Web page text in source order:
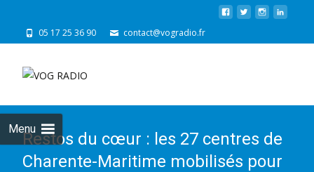
05 17 25 36 90 contact@vogradio.fr
Menu
Restos du cœur : les 27 centres de
Charente-Maritime mobilisés pour